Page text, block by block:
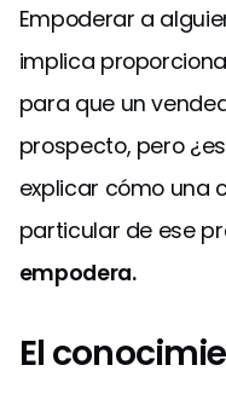
Empoderar a
implica
para que un
prospecto, pero
explicar cómo una
particular de ese
empodera.
El